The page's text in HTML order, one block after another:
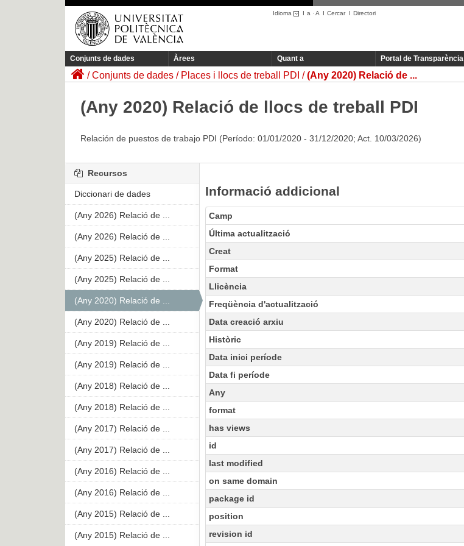
Idioma I a ·A I CercarI Directori
Conjunts de dades Àrees Quant a Portal de Transparència
Conjunts de dades Places i llocs de treball PDI (Any 2020) Relació de ...
(Any 2020) Relació de llocs de treball PDI
Relación de puestos de trabajo PDI (Período: 01/01/2020 - 31/12/2020; Act. 10/03/2026)
Informació addicional
Camp
Última actualització
Creat
Format
Llicència
Freqüència d'actualització
Data creació arxiu
Històric
Data inici període
Data fi període
Any
format
has views
id
last modified
on same domain
package id
position
revision id
Recursos
Diccionari de dades
(Any 2026) Relació de ...
(Any 2026) Relació de ...
(Any 2025) Relació de ...
(Any 2025) Relació de ...
(Any 2020) Relació de ...
(Any 2020) Relació de ...
(Any 2019) Relació de ...
(Any 2019) Relació de ...
(Any 2018) Relació de ...
(Any 2018) Relació de ...
(Any 2017) Relació de ...
(Any 2017) Relació de ...
(Any 2016) Relació de ...
(Any 2016) Relació de ...
(Any 2015) Relació de ...
(Any 2015) Relació de ...